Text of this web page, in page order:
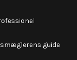
guide